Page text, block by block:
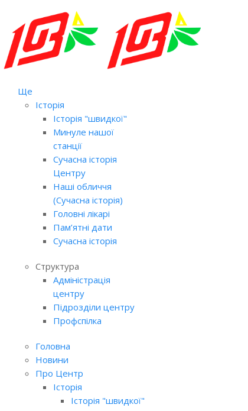
Ще
Історія
Історія "швидкої"
Минуле нашої
станції
Сучасна історія
Центру
Наші обличчя
(Сучасна історія)
Головні лікарі
Пам’ятні дати
Сучасна історія
Структура
Адміністрація
центру
Підрозділи центру
Профспілка
Головна
Новини
Про Центр
Історія
Історія "швидкої"